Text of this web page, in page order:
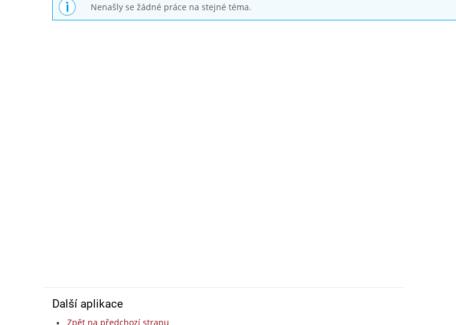
Nenašly se žádné práce na stejné téma.
Další aplikace
Zpět na předchozí stranu